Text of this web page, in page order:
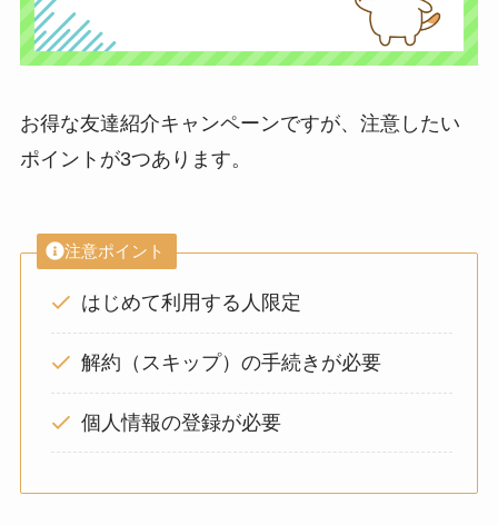
お得な友達紹介キャンペーンですが、注意したい
ポイントが3つあります。
注意ポイント
はじめて利用する人限定
解約（スキップ）の手続きが必要
個人情報の登録が必要